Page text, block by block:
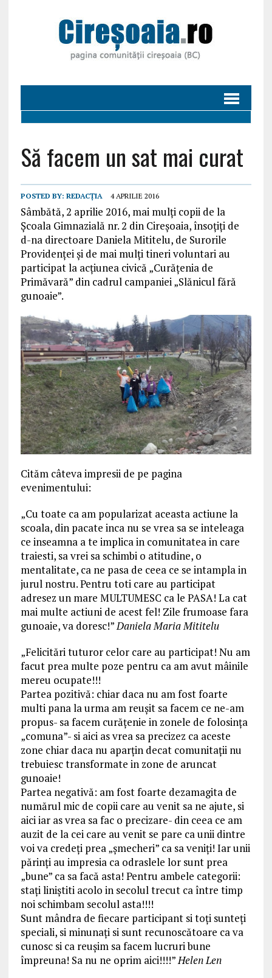
Să facem un sat mai curat
POSTED BY: REDACȚIA 4 APRILIE 2016
Sâmbătă, 2 aprilie 2016, mai mulți copii de la
Școala Gimnazială nr. 2 din Cireșoaia, însoțiți de
d-na directoare Daniela Mititelu, de Surorile
Providenței și de mai mulți tineri voluntari au
participat la acțiunea civică „Curățenia de
Primăvară” din cadrul campaniei „Slănicul fără
gunoaie”.
Cităm câteva impresii de pe pagina
evenimentului:
„Cu toate ca am popularizat aceasta actiune la
scoala, din pacate inca nu se vrea sa se inteleaga
ce inseamna a te implica in comunitatea in care
traiesti, sa vrei sa schimbi o atitudine, o
mentalitate, ca ne pasa de ceea ce se intampla in
jurul nostru. Pentru toti care au participat
adresez un mare MULTUMESC ca le PASA! La cat
mai multe actiuni de acest fel! Zile frumoase fara
gunoaie, va doresc!” Daniela Maria Mititelu
„Felicitări tuturor celor care au participat! Nu am
facut prea multe poze pentru ca am avut mâinile
mereu ocupate!!!
Partea pozitivă: chiar daca nu am fost foarte
multi pana la urma am reușit sa facem ce ne-am
propus- sa facem curățenie in zonele de folosința
„comuna”- si aici as vrea sa precizez ca aceste
zone chiar daca nu aparțin decat comunitații nu
trebuiesc transformate in zone de aruncat
gunoaie!
Partea negativă: am fost foarte dezamagita de
numărul mic de copii care au venit sa ne ajute, si
aici iar as vrea sa fac o precizare- din ceea ce am
auzit de la cei care au venit se pare ca unii dintre
voi va credeți prea „șmecheri” ca sa veniți! Iar unii
părinți au impresia ca odraslele lor sunt prea
„bune” ca sa facă asta! Pentru ambele categorii:
stați liniștiti acolo in secolul trecut ca între timp
noi schimbam secolul asta!!!!
Sunt mândra de fiecare participant si toți sunteți
speciali, si minunați si sunt recunoscătoare ca va
cunosc si ca reușim sa facem lucruri bune
împreuna! Sa nu ne oprim aici!!!!” Helen Len